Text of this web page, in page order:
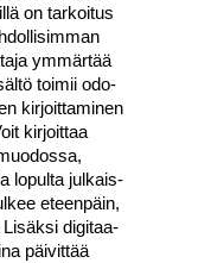
on tar­koi­tus
ymmär­tää
toi­mii odo­
kir­joit­ta­mi­nen
kir­joit­taa
lopul­ta jul­kais­
eteen­päin,
Lisäk­si digi­taa­
päi­vit­tää